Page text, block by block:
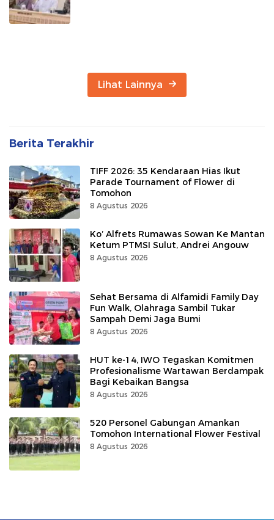
Lihat Lainnya
Berita Terakhir
TIFF 2026: 35 Kendaraan Hias Ikut
Parade Tournament of Flower di
Tomohon
8 Agustus 2026
Ko’ Alfrets Rumawas Sowan Ke Mantan
Ketum PTMSI Sulut, Andrei Angouw
8 Agustus 2026
Sehat Bersama di Alfamidi Family Day
Fun Walk, Olahraga Sambil Tukar
Sampah Demi Jaga Bumi
8 Agustus 2026
HUT ke-14, IWO Tegaskan Komitmen
Profesionalisme Wartawan Berdampak
Bagi Kebaikan Bangsa
8 Agustus 2026
520 Personel Gabungan Amankan
Tomohon International Flower Festival
8 Agustus 2026